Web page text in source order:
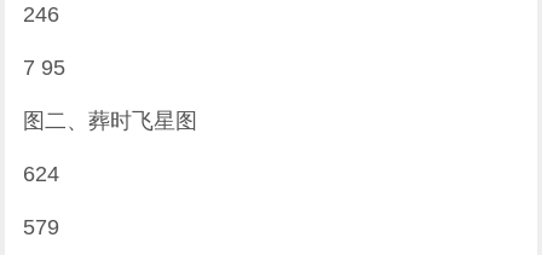
246
7 95
图二、葬时飞星图
624
579